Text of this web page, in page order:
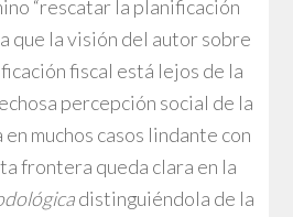
“rescatar la planificación
que la visión del autor sobre
fiscal está lejos de la
percepción social de la
muchos casos lindante con
frontera queda clara en la
distinguiéndola de la